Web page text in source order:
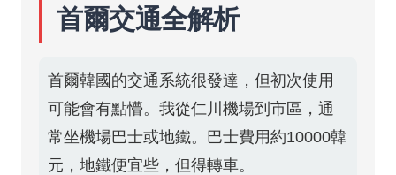
首爾交通全解析
首爾韓國的交通系統很發達，但初次使用
可能會有點懵。我從仁川機場到市區，通
常坐機場巴士或地鐵。巴士費用約10000韓
元，地鐵便宜些，但得轉車。